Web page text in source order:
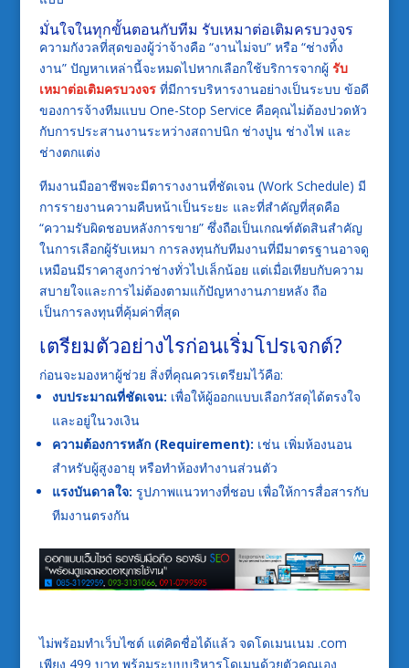
มั่นใจในทุกขั้นตอนกับทีม รับเหมาต่อเติมครบวงจร
ความกังวลที่สุดของผู้ว่าจ้างคือ “งานไม่จบ” หรือ “ช่างทิ้ง
งาน” ปัญหาเหล่านี้จะหมดไปหากเลือกใช้บริการจากผู้ รับ
เหมาต่อเติมครบวงจรที่มีการบริหารงานอย่างเป็นระบบ ข้อดี
ของการจ้างทีมแบบ One-Stop Service คือคุณไม่ต้องปวดหัว
กับการประสานงานระหว่างสถาปนิก ช่างปูน ช่างไฟ และ
ช่างตกแต่ง
ทีมงานมืออาชีพจะมีตารางงานที่ชัดเจน (Work Schedule) มี
การรายงานความคืบหน้าเป็นระยะ และที่สำคัญที่สุดคือ
“ความรับผิดชอบหลังการขาย” ซึ่งถือเป็นเกณฑ์ตัดสินสำคัญ
ในการเลือกผู้รับเหมา การลงทุนกับทีมงานที่มีมาตรฐานอาจดู
เหมือนมีราคาสูงกว่าช่างทั่วไปเล็กน้อย แต่เมื่อเทียบกับความ
สบายใจและการไม่ต้องตามแก้ปัญหางานภายหลัง ถือ
เป็นการลงทุนที่คุ้มค่าที่สุด
เตรียมตัวอย่างไรก่อนเริ่มโปรเจกต์?
ก่อนจะมองหาผู้ช่วย สิ่งที่คุณควรเตรียมไว้คือ:
งบประมาณที่ชัดเจน: เพื่อให้ผู้ออกแบบเลือกวัสดุได้ตรงใจ
และอยู่ในวงเงิน
ความต้องการหลัก (Requirement): เช่น เพิ่มห้องนอน
สำหรับผู้สูงอายุ หรือทำห้องทำงานส่วนตัว
แรงบันดาลใจ: รูปภาพแนวทางที่ชอบ เพื่อให้การสื่อสารกับ
ทีมงานตรงกัน
ไม่พร้อมทำเว็บไซต์ แต่คิดชื่อได้แล้ว จดโดเมนเนม .com
เพียง 499 บาท พร้อมระบบบริหารโดเมนด้วยตัวคุณเอง